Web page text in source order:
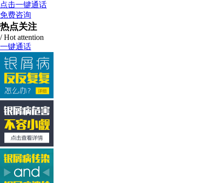
点击一键通话
免费咨询
热点关注
/ Hot attention
一键通话